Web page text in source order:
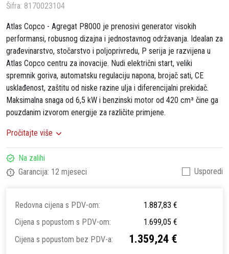
Šifra: 8170023104
Atlas Copco - Agregat P8000 je prenosivi generator visokih
performansi, robusnog dizajna i jednostavnog održavanja. Idealan za
građevinarstvo, stočarstvo i poljoprivredu, P serija je razvijena u
Atlas Copco centru za inovacije. Nudi električni start, veliki
spremnik goriva, automatsku regulaciju napona, brojač sati, CE
usklađenost, zaštitu od niske razine ulja i diferencijalni prekidač.
Maksimalna snaga od 6,5 kW i benzinski motor od 420 cm³ čine ga
pouzdanim izvorom energije za različite primjene.
Pročitajte više
Na zalihi
Garancija: 12 mjeseci
Usporedi
Redovna cijena s PDV-om:
1.887,83 €
Cijena s popustom s PDV-om:
1.699,05 €
Cijena s popustom bez PDV-a:
1.359,24 €